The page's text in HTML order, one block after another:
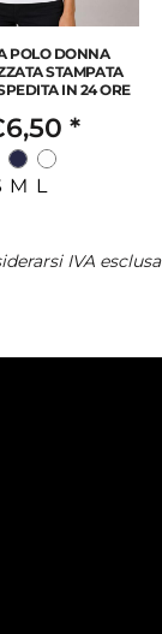
POLO DONNA
STAMPATA
IN 24 ORE
*
M L
IVA esclusa